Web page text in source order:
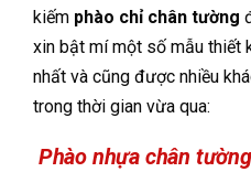
kiếm phào chỉ chân tường
xin bật mí một số mẫu thiết
nhất và cũng được nhiều
trong thời gian vừa qua:
Phào nhựa chân